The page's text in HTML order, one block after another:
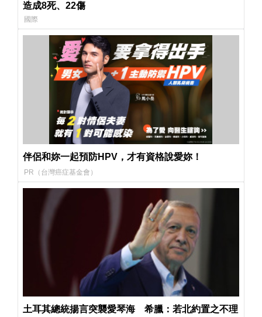
造成8死、22傷
國際
伴侶和妳一起預防HPV，才有資格說愛妳！
PR（台灣癌症基金會）
土耳其總統揚言突襲愛琴海 希臘：若北約置之不理